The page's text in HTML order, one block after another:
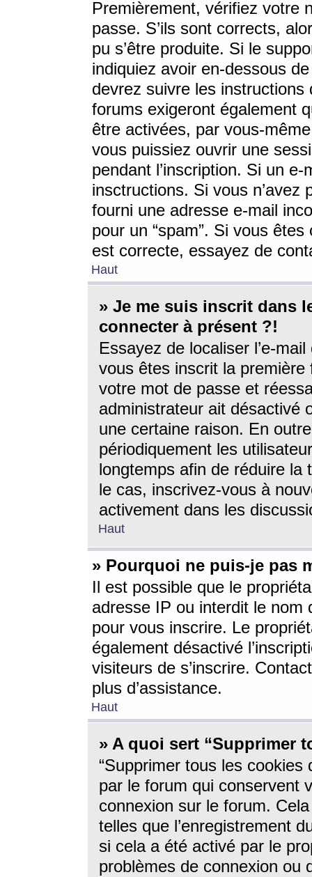
Premièrement, vérifiez votre
passe. S’ils sont corrects,
pu s’être produite. Si le
indiquiez avoir en-dessous
devrez suivre les
forums exigeront également
être activées, par vous-
vous puissiez ouvrir une
pendant l’inscription. Si un
insctructions. Si vous n’avez
fourni une adresse e-mail
pour un “spam”. Si vous
est correcte, essayez de
Haut
» Je me suis inscrit dans
connecter à présent ?!
Essayez de localiser l’e-
vous êtes inscrit la première
votre mot de passe et
administrateur ait désactivé
une certaine raison. En
périodiquement les
longtemps afin de réduire la
le cas, inscrivez-vous à
activement dans les
Haut
» Pourquoi ne puis-je pas
Il est possible que le
adresse IP ou interdit le nom
pour vous inscrire. Le
également désactivé
visiteurs de s’inscrire.
plus d’assistance.
Haut
» A quoi sert “Supprimer
“Supprimer tous les cookies
par le forum qui conservent
connexion sur le forum.
telles que l’enregistrement
si cela a été activé par le
problèmes de connexion ou